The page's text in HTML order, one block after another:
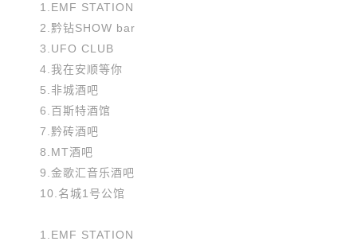
1.EMF STATION
2.黔钻SHOW bar
3.UFO CLUB
4.我在安顺等你
5.非城酒吧
6.百斯特酒馆
7.黔砖酒吧
8.MT酒吧
9.金歌汇音乐酒吧
10.名城1号公馆
1.EMF STATION